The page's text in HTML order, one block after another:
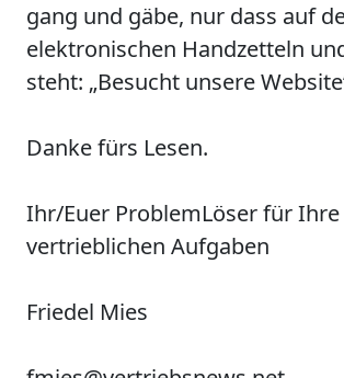
gang und gäbe, nur dass auf
elektronischen Handzetteln
steht: „Besucht unsere
Danke fürs Lesen.
Ihr/Euer ProblemLöser für Ihre
vertrieblichen Aufgaben
Friedel Mies